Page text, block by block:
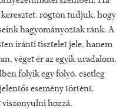
rögtön tudjuk, hogy
hagyományoztak ránk. A
iránti tisztelet jele, hanem
véget ér az egyik uradalom,
folyik egy folyó, esetleg
esemény történt.
viszonyulni hozzá.